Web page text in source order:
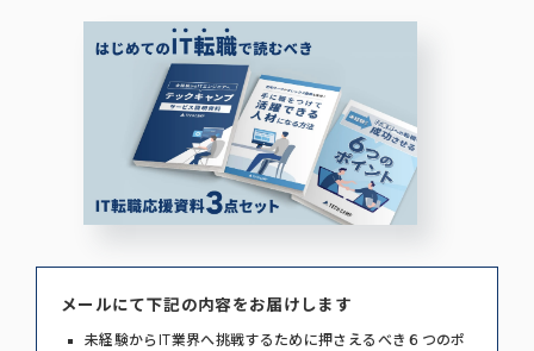
メールにて下記の内容をお届けします
未経験からIT業界へ挑戦するために押さえるべき６つのポ